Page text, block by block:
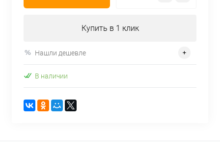
Купить в 1 клик
Нашли дешевле
В наличии